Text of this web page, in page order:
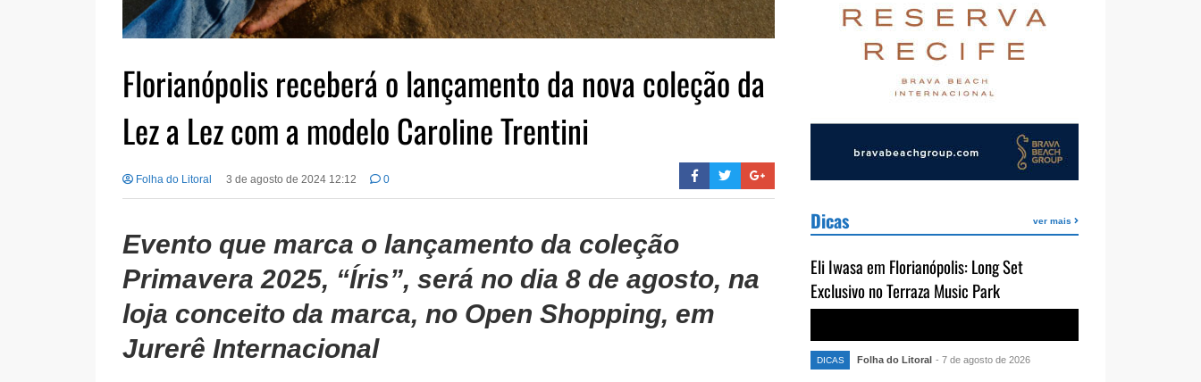
Florianópolis receberá o lançamento da nova coleção da
Lez a Lez com a modelo Caroline Trentini
Folha do Litoral 3 de agosto de 2024 12:12 0
Evento que marca o lançamento da coleção
Primavera 2025, “Íris”, será no dia 8 de agosto, na
loja conceito da marca, no Open Shopping, em
Jurerê Internacional
Dicas ver mais
Eli Iwasa em Florianópolis: Long Set
Exclusivo no Terraza Music Park
DICAS Folha do Litoral - 7 de agosto de 2026